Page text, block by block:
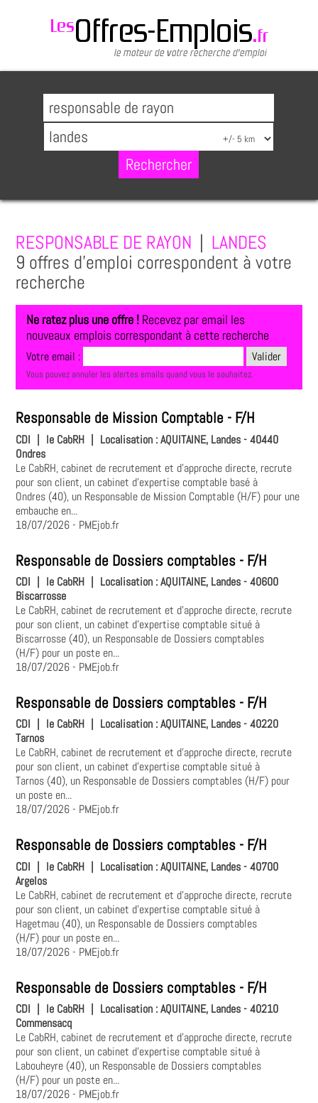
RESPONSABLE DE RAYON
LANDES
9 offres d'emploi correspondent à votre
recherche
Ne ratez plus une offre ! Recevez par email les
nouveaux emplois correspondant à cette recherche
Votre email :
Vous pouvez annuler les alertes emails quand vous le souhaitez.
Responsable de Mission Comptable - F/H
CDI | le CabRH | Localisation :AQUITAINE, Landes - 40440
Ondres
Le CabRH, cabinet de recrutement et d’approche directe, recrute
pour son client, un cabinet d’expertise comptable basé à
Ondres (40), un Responsable de Mission Comptable (H/F) pour une
embauche en...
18/07/2026- PMEjob.fr
Responsable de Dossiers comptables - F/H
CDI le CabRH Localisation :AQUITAINE, Landes - 40600
Biscarrosse
Le CabRH, cabinet de recrutement et d’approche directe, recrute
pour son client, un cabinet d’expertise comptable situé à
Biscarrosse (40), un Responsable de Dossiers comptables
(H/F) pour un poste en...
18/07/2026- PMEjob.fr
Responsable de Dossiers comptables - F/H
CDI le CabRH Localisation :AQUITAINE, Landes - 40220
Tarnos
Le CabRH, cabinet de recrutement et d’approche directe, recrute
pour son client, un cabinet d’expertise comptable situé à
Tarnos (40), un Responsable de Dossiers comptables (H/F) pour
un poste en...
18/07/2026- PMEjob.fr
Responsable de Dossiers comptables - F/H
CDI | le CabRH | Localisation :AQUITAINE, Landes - 40700
Argelos
Le CabRH, cabinet de recrutement et d’approche directe, recrute
pour son client, un cabinet d’expertise comptable situé à
Hagetmau (40), un Responsable de Dossiers comptables
(H/F) pour un poste en...
18/07/2026- PMEjob.fr
Responsable de Dossiers comptables - F/H
CDI le CabRH Localisation :AQUITAINE, Landes - 40210
Commensacq
Le CabRH, cabinet de recrutement et d’approche directe, recrute
pour son client, un cabinet d’expertise comptable situé à
Labouheyre (40), un Responsable de Dossiers comptables
(H/F) pour un poste en...
18/07/2026- PMEjob.fr